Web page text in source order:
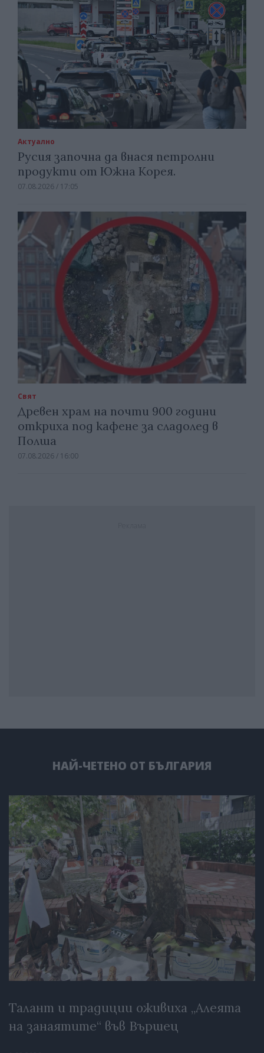
Актуално
Русия започна да внася петролни
продукти от Южна Корея.
07.08.2026 / 17:05
Свят
Древен храм на почти 900 години
откриха под кафене за сладолед в
Полша
07.08.2026 / 16:00
НАЙ-ЧЕТЕНО ОТ БЪЛГАРИЯ
Талант и традиции оживиха „Алеята
на занаятите“ във Вършец